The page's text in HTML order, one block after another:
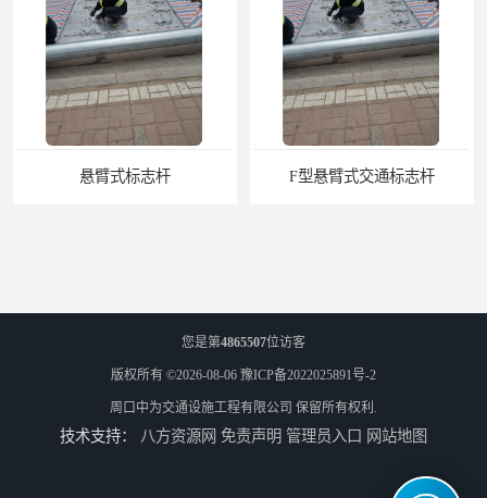
悬臂式标志杆 F型悬臂式交通标志杆
您是第4865507位访客
版权所有 ©2026-08-06 豫ICP备2022025891号-2
周口中为交通设施工程有限公司 保留所有权利.
技术支持： 八方资源网 免责声明 管理员入口 网站地图